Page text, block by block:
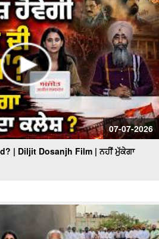
07-07-2026
| Diljit Dosanjh Film | ਨਹੀਂ ਮੁੱਕੇਗਾ